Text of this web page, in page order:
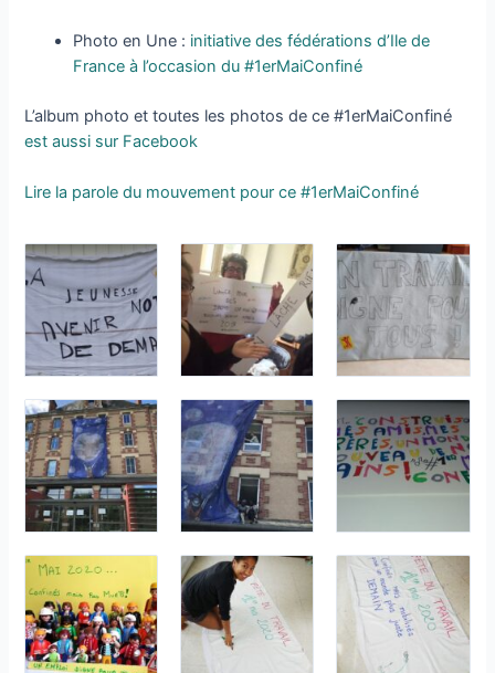
Photo en Une : initiative des fédérations d’Ile de
France à l’occasion du #1erMaiConfiné
L’album photo et toutes les photos de ce #1erMaiConfiné
est aussi sur Facebook
Lire la parole du mouvement pour ce #1erMaiConfiné